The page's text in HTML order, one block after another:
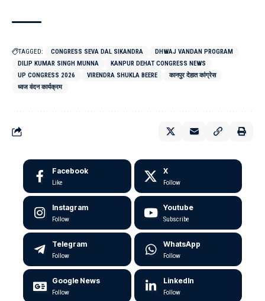
TAGGED: CONGRESS SEVA DAL SIKANDRA
DHWAJ VANDAN PROGRAM
DILIP KUMAR SINGH MUNNA
KANPUR DEHAT CONGRESS NEWS
UP CONGRESS 2026
VIRENDRA SHUKLA BEERE
कानपुर देहात कांग्रेस
ध्वज वंदन कार्यक्रम
Facebook
Like
X
Follow
Instagram
Follow
Youtube
Subscribe
Telegram
Follow
WhatsApp
Follow
Google News
Follow
LinkedIn
Follow